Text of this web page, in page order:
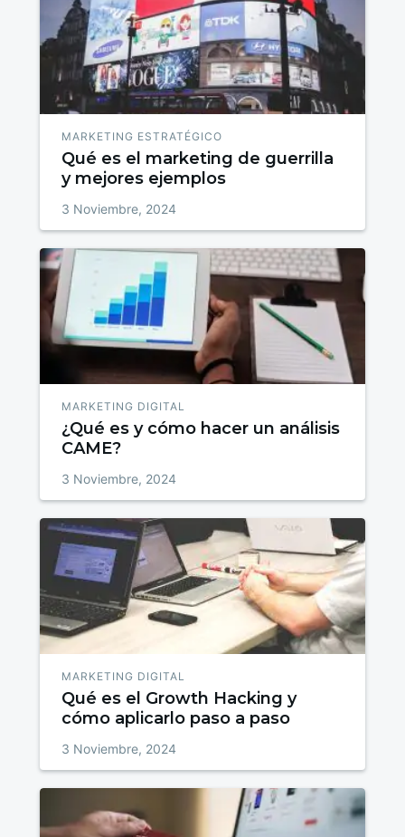
MARKETING ESTRATÉGICO
Qué es el marketing de guerrilla
y mejores ejemplos
3 Noviembre, 2024
MARKETING DIGITAL
¿Qué es y cómo hacer un análisis
CAME?
3 Noviembre, 2024
MARKETING DIGITAL
Qué es el Growth Hacking y
cómo aplicarlo paso a paso
3 Noviembre, 2024